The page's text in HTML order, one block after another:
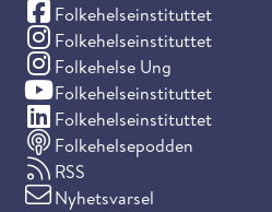
Folkehelseinstituttet
(Facebook)
Folkehelseinstituttet
(Instagram)
Folkehelse Ung
(Instagram)
Folkehelseinstituttet
(YouTube)
Folkehelseinstituttet
(LinkedIn)
Folkehelsepodden
RSS
Nyhetsvarsel